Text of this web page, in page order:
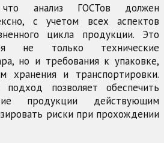
анализ ГОСТов должен
с учетом всех аспектов
цикла продукции. Это
не только технические
но и требования к упаковке,
хранения и транспортировки.
подход позволяет обеспечить
продукции действующим
риски при прохождении